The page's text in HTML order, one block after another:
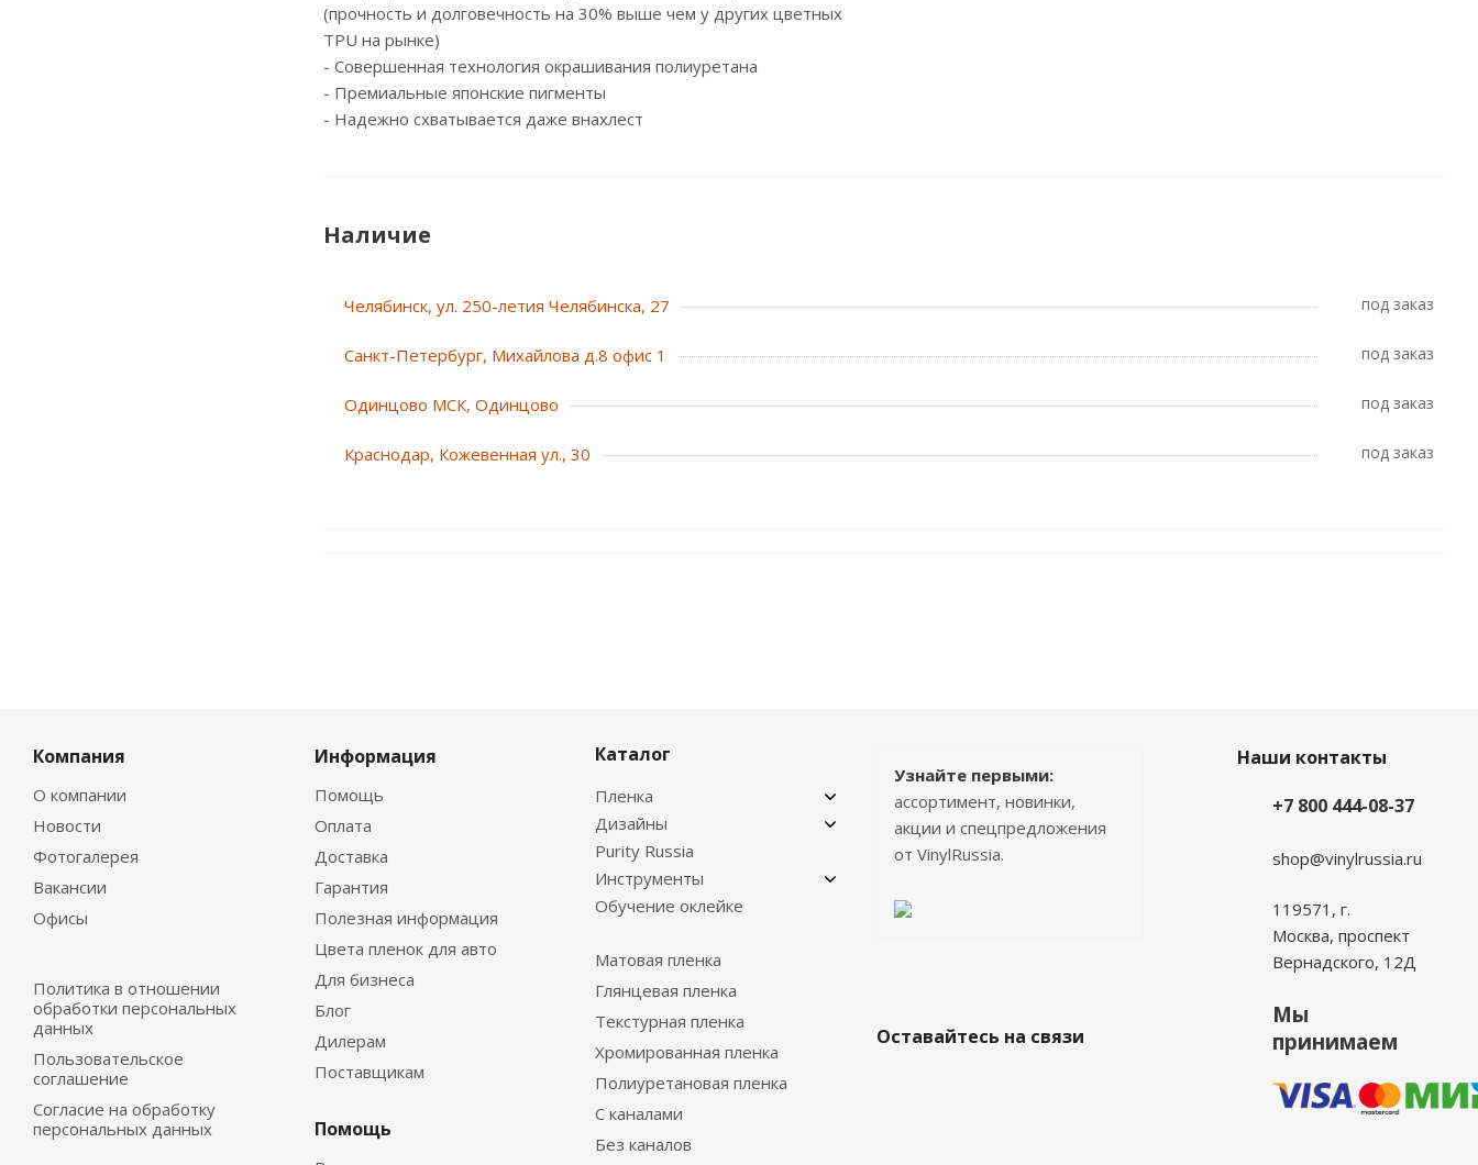
(прочность и долговечность на 30% выше чем у других цветных
TPU на рынке)
- Cовершенная технология окрашивания полиуретана
- Премиальные японские пигменты
- Надежно схватывается даже внахлест
Наличие
Челябинск, ул. 250-летия Челябинска, 27 Под заказ
Санкт-Петербург, Михайлова д.8 офис 1 Под заказ
Одинцово МСК, Одинцово Под заказ
Краснодар, Кожевенная ул., 30 Под заказ
Компания
О компании
Новости
Фотогалерея
Вакансии
Офисы
Политика в отношении
обработки персональных
данных
Пользовательское
соглашение
Согласие на обработку
персональных данных
Информация
Помощь
Оплата
Доставка
Гарантия
Полезная информация
Цвета пленок для авто
Для бизнеса
Блог
Дилерам
Поставщикам
Помощь
Каталог
Пленка
Дизайны
Purity Russia
Инструменты
Обучение оклейке
Матовая пленка
Глянцевая пленка
Текстурная пленка
Хромированная пленка
Полиуретановая пленка
С каналами
Без каналов
Узнайте первыми:
ассортимент, новинки,
акции и спецпредложения
от VinylRussia.
Оставайтесь на связи
Наши контакты
+7 800 444-08-37
shop@vinylrussia.ru
119571,г.
Москва, проспект
Вернадского, 12Д
Мы
принимаем